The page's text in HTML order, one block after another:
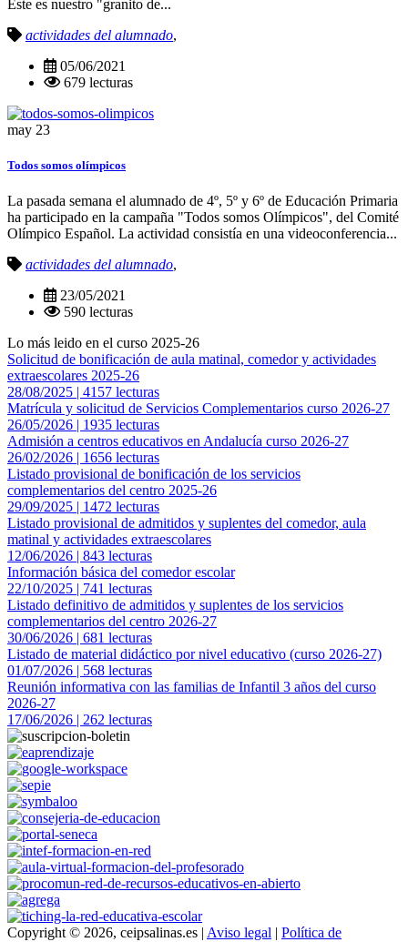
Este es nuestro "granito de...
actividades del alumnado,
05/06/2021
679 lecturas
may 23
Todos somos olímpicos
La pasada semana el alumnado de 4º, 5º y 6º de Educación Primaria
ha participado en la campaña "Todos somos Olímpicos", del Comité
Olímpico Español. La actividad consistía en una videoconferencia...
actividades del alumnado,
23/05/2021
590 lecturas
Lo más leido en el curso 2025-26
Solicitud de bonificación de aula matinal, comedor y actividades
extraescolares 2025-26
28/08/2025 | 4157 lecturas
Matrícula y solicitud de Servicios Complementarios curso 2026-27
26/05/2026 | 1935 lecturas
Admisión a centros educativos en Andalucía curso 2026-27
26/02/2026 | 1656 lecturas
Listado provisional de bonificación de los servicios
complementarios del centro 2025-26
29/09/2025 | 1472 lecturas
Listado provisional de admitidos y suplentes del comedor, aula
matinal y actividades extraescolares
12/06/2026 | 843 lecturas
Información básica del comedor escolar
22/10/2025 | 741 lecturas
Listado definitivo de admitidos y suplentes de los servicios
complementarios del centro 2026-27
30/06/2026 | 681 lecturas
Listado de material didáctico por nivel educativo (curso 2026-27)
01/07/2026 | 568 lecturas
Reunión informativa con las familias de Infantil 3 años del curso
2026-27
17/06/2026 | 262 lecturas
Copyright © 2026, ceipsalinas.es | Aviso legal | Política de